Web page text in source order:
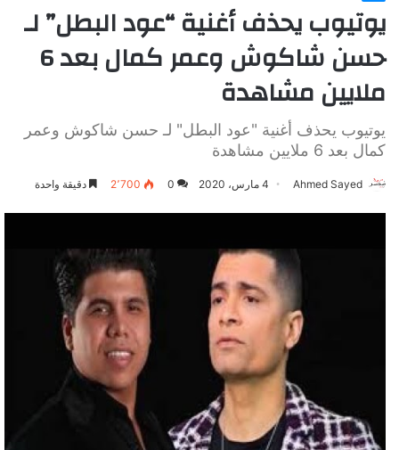
يوتيوب يحذف أغنية “عود البطل” لـ
حسن شاكوش وعمر كمال بعد 6
ملايين مشاهدة
يوتيوب يحذف أغنية "عود البطل" لـ حسن شاكوش وعمر
كمال بعد 6 ملايين مشاهدة
Ahmed Sayed 4 مارس، 2020 0 2٬700 دقيقة واحدة